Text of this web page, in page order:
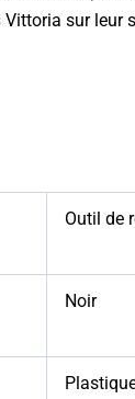
Vittoria sur leur
Outil de
Noir